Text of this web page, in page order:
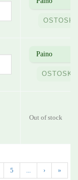
5 › »
Out of stock